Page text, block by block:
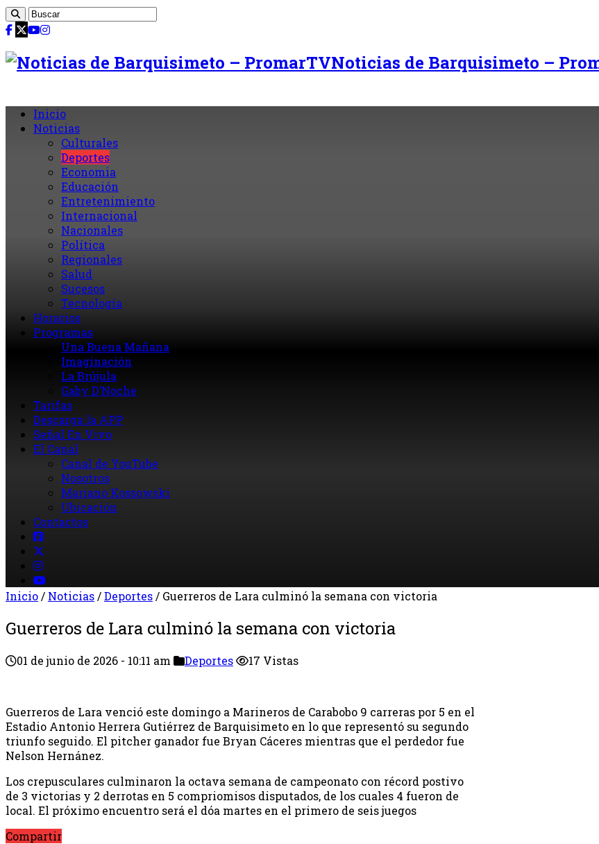
Noticias de Barquisimeto –
Inicio
Noticias
Culturales
Deportes
Economia
Educación
Entretenimiento
Internacional
Nacionales
Política
Regionales
Salud
Sucesos
Tecnología
Horarios
Programas
Una Buena Mañana
Imaginación
La Brújula
Gaby D’Noche
Tarifas
Descarga la APP
Señal En Vivo
El Canal
Canal de YouTube
Nosotros
Mariano Kossowski
Ubicación
Contactos
Inicio/ Noticias/Deportes/ Guerreros de Lara culminó la semana con victoria
Guerreros de Lara culminó la semana con victoria
01 de junio de 2026 - 10:11 am Deportes 17 Vistas
Guerreros de Lara venció este domingo a Marineros de Carabobo 9 carreras por 5 en el
Estadio Antonio Herrera Gutiérrez de Barquisimeto en lo que representó su segundo
triunfo seguido. El pitcher ganador fue Bryan Cáceres mientras que el perdedor fue
Nelson Hernánez.
Los crepusculares culminaron la octava semana de campeonato con récord postivo
de 3 victorias y 2 derrotas en 5 compriomisos disputados, de los cuales 4 fueron de
local. El próximo encuentro será el dóa martes en el primero de seis juegos
Compartir